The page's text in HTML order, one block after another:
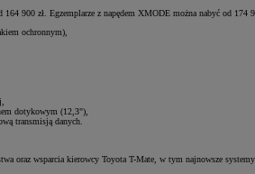
900 zł. Egzemplarze z napędem XMODE można nabyć od
ochronnym),
dotykowym (12,3"),
transmisją danych.
oraz wsparcia kierowcy Toyota T-Mate, w tym najnowsze